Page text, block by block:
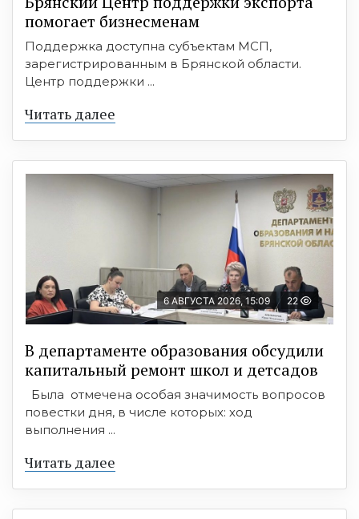
помогает бизнесменам
Поддержка доступна субъектам МСП,
зарегистрированным в Брянской области.
Центр поддержки ...
Читать далее
6 АВГУСТА 2026, 15:09 22
В департаменте образования обсудили
капитальный ремонт школ и детсадов
Была отмечена особая значимость вопросов
повестки дня, в числе которых: ход
выполнения ...
Читать далее